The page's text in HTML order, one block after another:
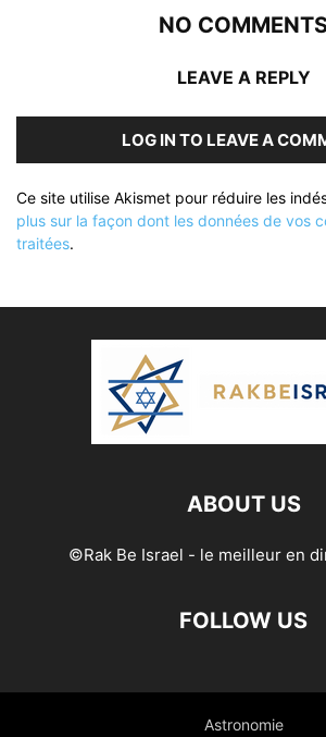
NO
LEAVE A REPLY
LOG IN TO LEAVE A
Ce site utilise Akismet pour réduire les
plus sur la façon dont les données de vos
traitées.
ABOUT US
©Rak Be Israel - le meilleur en
FOLLOW US
Astronomie